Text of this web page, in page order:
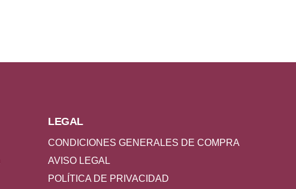
LEGAL
CONDICIONES GENERALES DE COMPRA
AVISO LEGAL
POLÍTICA DE PRIVACIDAD